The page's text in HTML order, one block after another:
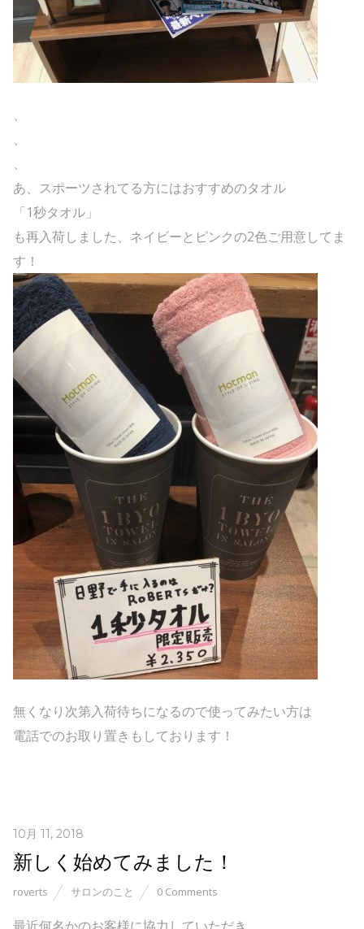
、
、
、
あ、スポーツされてる方にはおすすめのタオル
「1秒タオル」
も再入荷しました、ネイビーとピンクの2色ご用意してま
す！
無くなり次第入荷待ちになるので使ってみたい方は
電話でのお取り置きもしております！
10月 11, 2018
新しく始めてみました！
roverts サロンのこと 0 Comments